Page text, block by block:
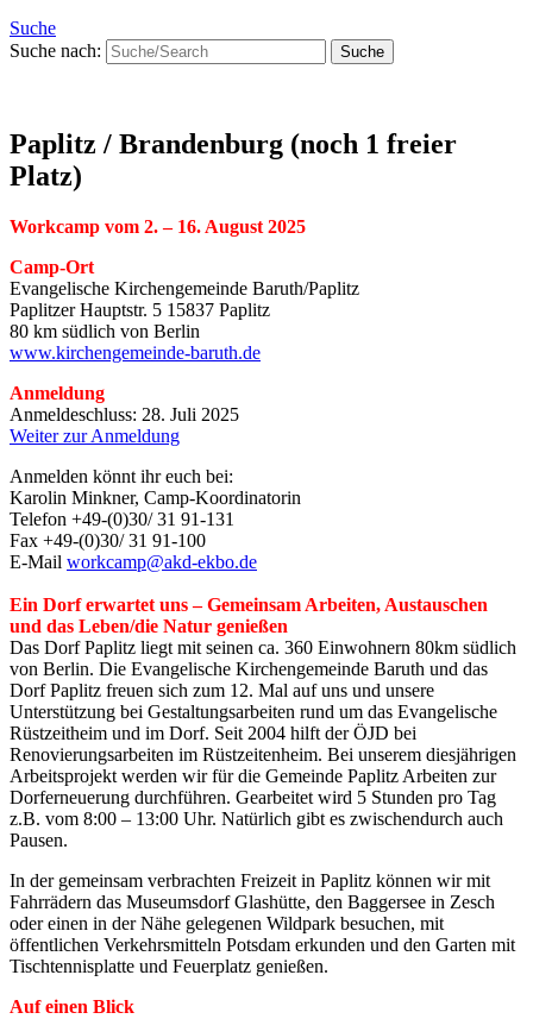
Suche
Suche nach:
Paplitz / Brandenburg (noch 1 freier
Platz)
Workcamp vom 2. – 16. August 2025
Camp-Ort
Evangelische Kirchengemeinde Baruth/Paplitz
Paplitzer Hauptstr. 5 15837 Paplitz
80 km südlich von Berlin
www.kirchengemeinde-baruth.de
Anmeldung
Anmeldeschluss: 28. Juli 2025
Weiter zur Anmeldung
Anmelden könnt ihr euch bei:
Karolin Minkner, Camp-Koordinatorin
Telefon +49-(0)30/ 31 91-131
Fax +49-(0)30/ 31 91-100
E-Mail workcamp@akd-ekbo.de
Ein Dorf erwartet uns – Gemeinsam Arbeiten, Austauschen
und das Leben/die Natur genießen
Das Dorf Paplitz liegt mit seinen ca. 360 Einwohnern 80km südlich
von Berlin. Die Evangelische Kirchengemeinde Baruth und das
Dorf Paplitz freuen sich zum 12. Mal auf uns und unsere
Unterstützung bei Gestaltungsarbeiten rund um das Evangelische
Rüstzeitheim und im Dorf. Seit 2004 hilft der ÖJD bei
Renovierungsarbeiten im Rüstzeitenheim. Bei unserem diesjährigen
Arbeitsprojekt werden wir für die Gemeinde Paplitz Arbeiten zur
Dorferneuerung durchführen. Gearbeitet wird 5 Stunden pro Tag
z.B. vom 8:00 – 13:00 Uhr. Natürlich gibt es zwischendurch auch
Pausen.
In der gemeinsam verbrachten Freizeit in Paplitz können wir mit
Fahrrädern das Museumsdorf Glashütte, den Baggersee in Zesch
oder einen in der Nähe gelegenen Wildpark besuchen, mit
öffentlichen Verkehrsmitteln Potsdam erkunden und den Garten mit
Tischtennisplatte und Feuerplatz genießen.
Auf einen Blick